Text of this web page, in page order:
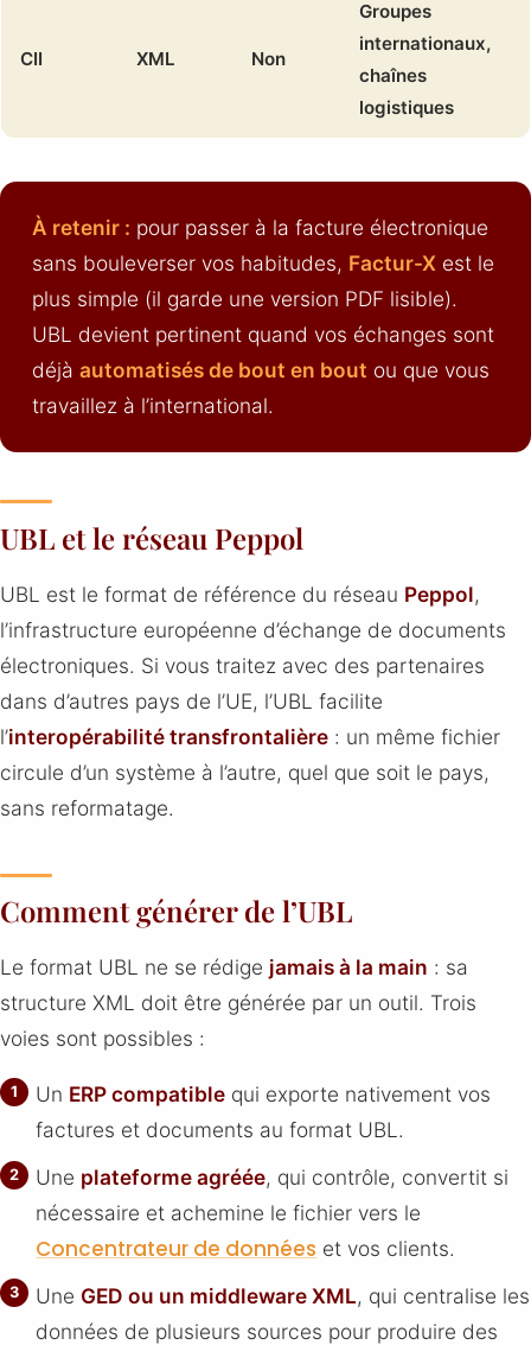
CII XML Non
Groupes
internationaux,
chaînes
logistiques
À retenir : pour passer à la facture électronique
sans bouleverser vos habitudes, Factur-X est le
plus simple (il garde une version PDF lisible).
UBL devient pertinent quand vos échanges sont
déjàautomatisés de bout en bout ou que vous
travaillez à l’international.
UBL et le réseau Peppol
UBL est le format de référence du réseau Peppol,
l’infrastructure européenne d’échange de documents
électroniques. Si vous traitez avec des partenaires
dans d’autres pays de l’UE, l’UBL facilite
l’interopérabilité transfrontalière : un même fichier
circule d’un système à l’autre, quel que soit le pays,
sans reformatage.
Comment générer de l’UBL
Le format UBL ne se rédige jamais à la main : sa
structure XML doit être générée par un outil. Trois
voies sont possibles :
Un ERP compatible qui exporte nativement vos
factures et documents au format UBL.
Une plateforme agréée, qui contrôle, convertit si
nécessaire et achemine le fichier vers le
Concentrateur de données et vos clients.
Une GED ou un middleware XML, qui centralise les
données de plusieurs sources pour produire des